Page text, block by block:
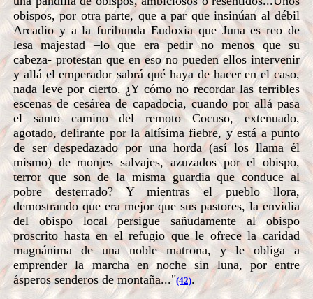
obispos, por otra parte, que a par que insinúan al débil
Arcadio y a la furibunda Eudoxia que Juna es reo de
lesa majestad –lo que era pedir no menos que su
cabeza- protestan que en eso no pueden ellos intervenir
y allá el emperador sabrá qué haya de hacer en el caso,
nada leve por cierto. ¿Y cómo no recordar las terribles
escenas de cesárea de capadocia, cuando por allá pasa
el santo camino del remoto Cocuso, extenuado,
agotado, delirante por la altísima fiebre, y está a punto
de ser despedazado por una horda (así los llama él
mismo) de monjes salvajes, azuzados por el obispo,
terror que son de la misma guardia que conduce al
pobre desterrado? Y mientras el pueblo llora,
demostrando que era mejor que sus pastores, la envidia
del obispo local persigue sañudamente al obispo
proscrito hasta en el refugio que le ofrece la caridad
magnánima de una noble matrona, y le obliga a
emprender la marcha en noche sin luna, por entre
ásperos senderos de montaña..."(42).